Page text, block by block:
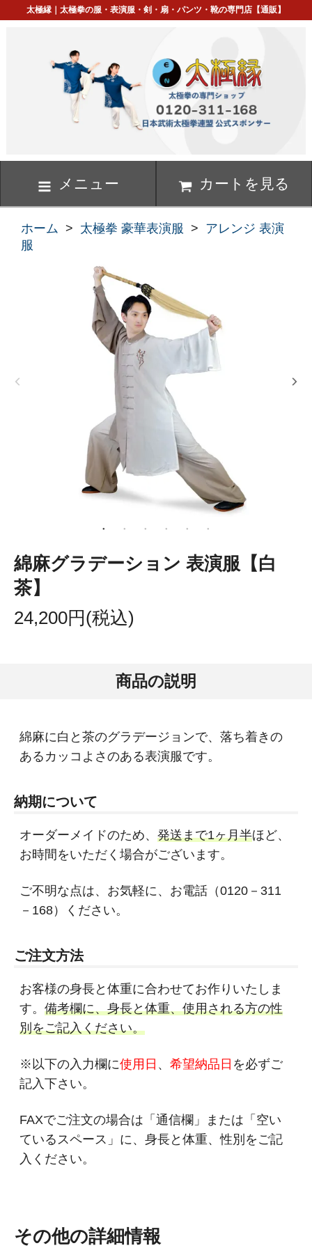
太極縁｜太極拳の服・表演服・剣・扇・パンツ・靴の専門店【通販】
メニュー カートを見る
ホーム > 太極拳 豪華表演服 > アレンジ 表演
服
綿麻グラデーション 表演服【白
茶】
24,200円(税込)
商品の説明
綿麻に白と茶のグラデージョンで、落ち着きの
あるカッコよさのある表演服です。
納期について
オーダーメイドのため、 発送まで1ヶ月半ほど、
お時間をいただく場合がございます。
ご不明な点は、お気軽に、お電話（0120－311
－168）ください。
ご注文方法
お客様の身長と体重に合わせてお作りいたしま
す。 備考欄に、身長と体重、使用される方の性
別をご記入ください。
※以下の入力欄に使用日 、 希望納品日 を必ずご
記入下さい。
FAXでご注文の場合は「通信欄」または「空い
ているスペース」に、身長と体重、性別をご記
入ください。
その他の詳細情報